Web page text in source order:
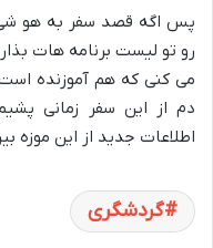
رو تو لیست برنامه هات
می کنی که هم آموزنده
دم از این سفر زمانی
اطلاعات جدید از این موزه
گردشگری